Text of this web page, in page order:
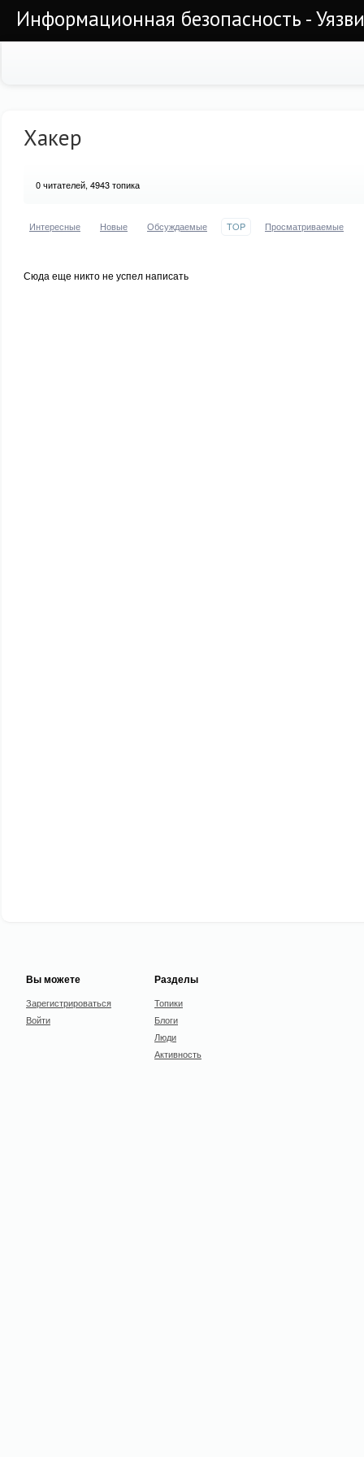
Информационная безопасность -
Хакер
0читателей, 4943 топика
Интересные Новые Обсуждаемые TOP Просматриваемые
Сюда еще никто не успел написать
Вы можете
Зарегистрироваться
Войти
Разделы
Топики
Блоги
Люди
Активность